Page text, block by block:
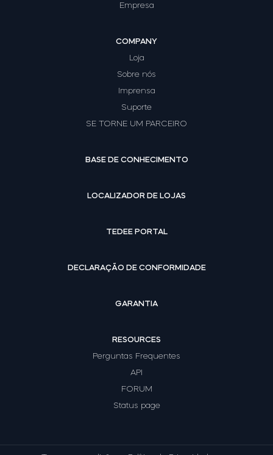
Empresa
COMPANY
Loja
Sobre nós
Imprensa
Suporte
SE TORNE UM PARCEIRO
BASE DE CONHECIMENTO
LOCALIZADOR DE LOJAS
TEDEE PORTAL
DECLARAÇÃO DE CONFORMIDADE
GARANTIA
RESOURCES
Perguntas Frequentes
API
FORUM
Status page